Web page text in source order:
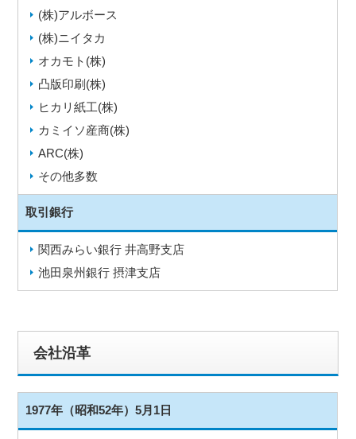
(株)アルボース
(株)ニイタカ
オカモト(株)
凸版印刷(株)
ヒカリ紙工(株)
カミイソ産商(株)
ARC(株)
その他多数
取引銀行
関西みらい銀行 井高野支店
池田泉州銀行 摂津支店
会社沿革
1977年（昭和52年）5月1日